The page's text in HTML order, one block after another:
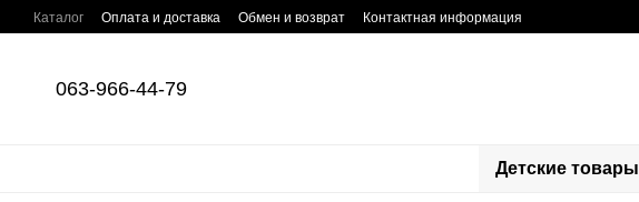
Перейти к основному контенту
Каталог Оплата и доставка Обмен и возврат Контактная информация
063-966-44-79
Детские товары